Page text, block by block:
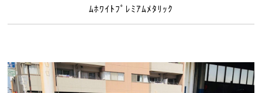
ﾑﾎﾜｲﾄﾌﾟﾚﾐｱﾑﾒﾀﾘｯｸ